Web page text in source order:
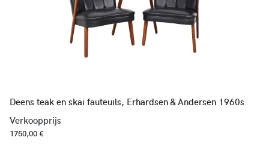
Deens teak en skai fauteuils, Erhardsen & Andersen 1960s
Verkoopprijs
1750,00 €